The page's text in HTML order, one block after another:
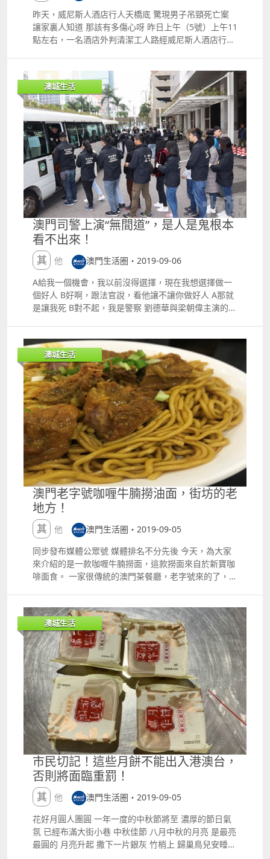
罷了 另外，走私手機亦都成為了 海關日常事件 連日
來，關員再破3宗走私手機案 共扣查174部舊智能電話
03難逃X光機的檢測 8月29號下午，駐守外港碼頭的關
過X光機檢測發現其背包內藏有可疑物品，經檢查後證
實為舊智能電話，共54部，總值約港幣5萬元。 另外2
宗個案發生於29號晚上及31號下午，關員在港珠澳大橋
澳門口岸分別截查一女一男形跡可疑的入境旅客。 透過
亳米波人體安檢系統檢測顯示，疑人身上藏有可疑物
品，經進一步檢查，證實2人身上分別綁纏50部及70部
舊智能電話。 其中，一案的女性涉案人承認協助他人偷
運物品入境本澳，物品價值不詳，而另案的男性涉案人
則聲稱，貨物價值約港幣70,000元。 該3宗走私舊智能
電話案，共1男2女涉案，均為香港居民，3人使用綠色
通道無需申報通道過關及未能出示有效申報文件。現已
依法作出起訴。 據《對外貿易法》作出起訴，一經判
罰，可科處澳門幣1,000元至50,000元罰款，而被查獲
的貨物亦會宣告歸澳門特別行政區所有。 海關提醒，攜
帶物品進出本澳受《對外貿易法》規管，如攜有受規管
物品入境澳門時，必須使用紅色通道過關及主動向海關
申報，以免觸犯法律。 海關提醒 任何人士若發現有人
攜帶未完稅香煙或煙草類制品、販運走私食材活動、還
是其他涉及走私物品等等違法進出口活動，都可透過海
關熱線28965001向海關舉報。 04哪類行李暫不予放行
1、旅客不能當場繳納進境物品稅款的； 2、進出境的
物品屬於許可證件管理的范圍，但旅客不能當場提交
的； 3、進出境的物品超出自用合理數量，按規定應當
辦理貨物報關手續或其他海關手續，其尚未辦理的；
4、對進出境物品的屬性、內容存疑，需要由有關主管
部門進行認定、鑒定、驗核的； 5、按規定暫不予以放
行的其他行李物品。 05旅客切記 入境旅客須根據實際
情況選擇紅綠通道（申報通道或無需申報通道）； 若旅
客攜帶現金及或無記名可轉讓票據折合澳門幣12萬或以
上，或攜有受管制物品時，必須選擇紅色通道進行報
關。 千辛萬苦准備好了一切 到了關口就變成了一無所
有 您說，這麼辛苦不但沒有錢 反而還倒貼了進去是為
了什麼 該類案件已經發生過多次 無論是腰纏腿纏、嬰
兒車、 還是私家車等等 都無法逃過X光機的檢測 大
家，還是切勿以身試法了 素材來源：力報、澳門海關、
網絡 圖片來源：力報、澳門海關、表情包 如有侵權，
請聯系我們刪除 版權屬於原作者 編輯撰寫：小嚕
昨天，威尼斯人酒店行人天橋底 驚現男子吊頸死亡案
讓家裏人知道 那該有多傷心呀 昨日上午（5號）上午11
點左右，一名酒店外判清潔工人路經威尼斯人酒店行人
用的塑膠帶上吊。 隨後，清潔工人隨即通知酒店保安
部，再由保安部致電報警求助。 消防及警員到場後證實
事主已死亡，其後交由司警接手調查，暫列屍體發現案
處理，正待進一步調查。 經司警初步證實，死者姓曹，
男性，年約27歲的內地居民。現時，司警已交調查科繼
續跟進，屍體有待法醫進行檢驗。 年紀輕輕，究竟因何
事想不開？ 想必大家亦一直帶著猜疑 事出何因 還待司
警進一步調查後再作公布 素材來源：力報、網絡 圖片
來源：力報、攝圖網、表情包 如有侵權，請聯系我們刪
除 版權屬於原作者 編輯撰寫：小嚕
澳城生活
澳門司警上演“無間道”，是人是鬼根本
看不出來！
其他
澳門生活圈・2019-09-06
A給我一個機會，我以前沒得選擇，現在我想選擇做一
個好人 B好啊，跟法官說，看他讓不讓你做好人 A那就
是讓我死 B對不起，我是警察 劉德華與梁朝偉主演的無
提起，但在現實中亦有無間道，只不過是藏得比較深而
已。 本澳司警上演無間道 紙終究藏不住火，本澳就有
那麼一名首席刑偵人員，涉嫌收受高利貸集團利益，利
用職務之便，多次查閱司警內部警務、案件等機密資
料。 涉及罪名 該名司警涉及受賄作不法行為、違反保
密、不當獲取、使用或提供計算機數據資料及黑社會罪
等多項罪名，黑白兩道通吃，堪比無間道了。 今年6
月，司警偵破一宗潘姓刑偵人員被黑社會操控的犯罪案
件。 經司警進一步調查後，才發現案中有案。 2017年
10月至今年5月，該名首席刑偵人員至少23次利用職務
之便，向潘某披露內部警務及案件機密，資料大部份與
相關高利貸集團的案件有關。 本月5號，司警采取拘捕
行動，陳某被捕後承認收受免費飲食及夜場飲酒消遣等
作為利益犯案，司警正進一步調查有否收受金錢等方面
利益。 被捕男子姓陳，36歲，2008年入職，為一名首
席刑偵人員；司警現以觸犯受賄作不法行為、違反保
密、不當獲取、使用或提供計算機數據資料及黑社會罪
等多項罪名，將嫌疑人及案件移送檢察院處理。 昨日，
該局已對涉案的刑事偵查員開立紀律程序卷宗，依法調
要求各員工必須注意個人操守及行為，遵法守紀，以避
免同類事件再次發生。 嚴懲，必定是逃不了的 知法犯
法，罪加一等 遵法守紀這四個字 想必早就忘了 今年6
月 就已有ldquo;黑警rdquo;破壞法紀 成為黑勢力的犯
罪保護傘 從匡扶正義變成幕後黑手 相關事件 今年2
月，司警瓦解一個由黑社會操控的貴利集團，拘捕主腦
及骨幹成員在內的71人，估計運作已3年，涉案金額逾1
億元，不法收益超過3,200萬港元。 司警經向一名本地
骨幹成員查問，發現有司警人員涉嫌向貴利集團泄露司
警行動訊息。 該名司警人員疑十多次向黑社會操控的貴
利集團通風報信，泄露ldquo;掃場rdquo;的時間和地
點，協助對方逃避當局偵查。 最終，該名司警人員在上
班時被捕，但拒絕配合調查，司警搜出多部手提電話及
平板計算機等。 被捕ldquo;黑司警rdquo;姓潘，36
歲，本地人，於08年入職，任職司警局刑偵人員。 經
調查，司警懷疑潘某自去年10月至本年1月，透過手機
通訊軟件向該名骨幹通風報信，先後13次泄露掃場行動
的時間地點等，以逃避當局偵查。 司警表示，泄密的內
容不涉及正在調查的案件資料。潘某已被控違反保密罪
澳城生活
澳門老字號咖喱牛腩撈油面，街坊的老
地方！
其他
澳門生活圈・2019-09-05
同步發布媒體公眾號 媒體排名不分先後 今天，為大家
來介紹的是一款咖喱牛腩撈面，這款撈面來自於新寶咖
啡面食。 一家很傳統的澳門茶餐廳，老字號來的了，做
是用咖喱粉，裏面包含丁香、桂皮、辣椒粉以及玉竹等
是10種材料，做出來的咖喱牛腩面味道真是一絕。 這
款食材的面條方面粗幼合適，富有嚼勁，非常推薦大家
去吃。 而且撈面做得非常爽滑，完全沒有要糊在一起的
現象。在附近的朋友可以直接過去店鋪嘗試。而其他小
夥伴可以通過憶條街進行外賣訂單哦 歡迎來到ldquo;
憶條街rdquo;訂單詳情 想要嘗試的朋友 可以通過憶條
街進行外賣訂單 或者到店鋪自取 店鋪地址 澳門筷子基
和樂坊一街26號宏豐大廈地下
澳城生活
市民切記！這些月餅不能出入港澳台，
否則將面臨重罰！
其他
澳門生活圈・2019-09-05
花好月圓人團圓 一年一度的中秋節將至 濃厚的節日氣
氛 已經布滿大街小巷 中秋佳節 八月中秋的月亮 是最亮
最圓的 月亮升起 撒下一片銀灰 竹梢上 歸巢鳥兒安睡